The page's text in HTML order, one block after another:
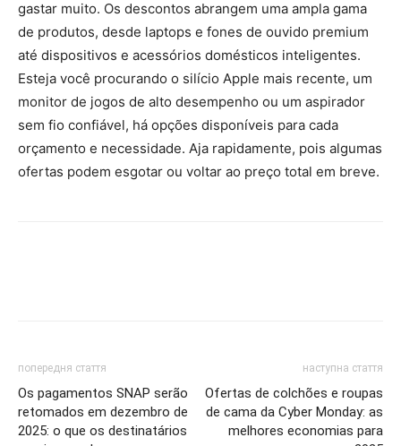
gastar muito. Os descontos abrangem uma ampla gama
de produtos, desde laptops e fones de ouvido premium
até dispositivos e acessórios domésticos inteligentes.
Esteja você procurando o silício Apple mais recente, um
monitor de jogos de alto desempenho ou um aspirador
sem fio confiável, há opções disponíveis para cada
orçamento e necessidade. Aja rapidamente, pois algumas
ofertas podem esgotar ou voltar ao preço total em breve.
попередня стаття
Os pagamentos SNAP serão
retomados em dezembro de
2025: o que os destinatários
наступна стаття
Ofertas de colchões e roupas
de cama da Cyber ​​Monday: as
melhores economias para